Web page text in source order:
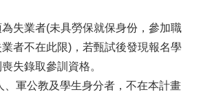
失業者(未具勞保就保身份，參加職
者不在此限)，若甄試後發現報名學
失錄取參訓資格。
、軍公教及學生身分者，不在本計畫